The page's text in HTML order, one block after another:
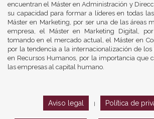
encuentran el Máster en Administración y
su capacidad para formar a líderes en todas
Máster en Marketing, por ser una de las áreas
empresa, el Máster en Marketing Digital,
tomando en el mercado actual, el Máster en
por la tendencia a la internacionalización de los
en Recursos Humanos, por la importancia que
las empresas al capital humano.
Aviso legal Política de